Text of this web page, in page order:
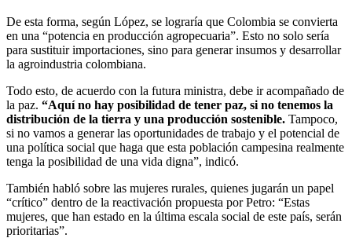
De esta forma, según López, se lograría que Colombia se convierta
en una “potencia en producción agropecuaria”. Esto no solo sería
para sustituir importaciones, sino para generar insumos y desarrollar
la agroindustria colombiana.
Todo esto, de acuerdo con la futura ministra, debe ir acompañado de
la paz. “Aquí no hay posibilidad de tener paz, si no tenemos la
distribución de la tierra y una producción sostenible. Tampoco,
si no vamos a generar las oportunidades de trabajo y el potencial de
una política social que haga que esta población campesina realmente
tenga la posibilidad de una vida digna”, indicó.
También habló sobre las mujeres rurales, quienes jugarán un papel
“crítico” dentro de la reactivación propuesta por Petro: “Estas
mujeres, que han estado en la última escala social de este país, serán
prioritarias”.